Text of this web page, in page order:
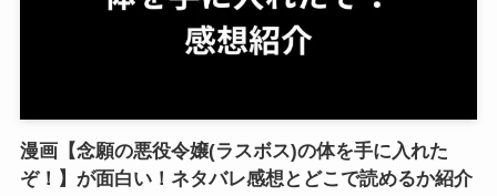
漫画【念願の悪役令嬢(ラスボス)の体を手に入れた
ぞ！】が面白い！ネタバレ感想とどこで読めるか紹介